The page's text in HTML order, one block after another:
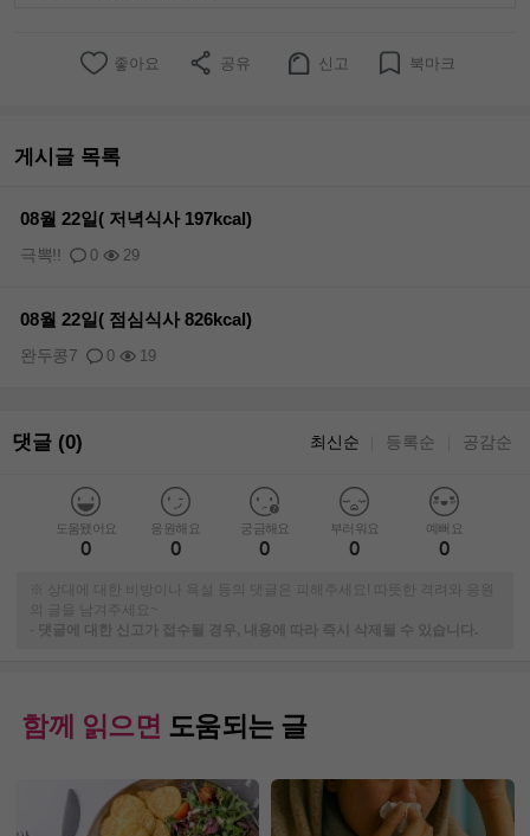
좋아요 공유 신고 북마크
게시글 목록
08월 22일( 저녁식사 197kcal)
0 29
극뽁!!
08월 22일( 점심식사 826kcal)
0 19
완두콩7
댓글 (0) 최신순 등록순 공감순
도움됐어요
0
응원해요
0
궁금해요
0
부러워요
0
예뻐요
0
※ 상대에 대한 비방이나 욕설 등의 댓글은 피해주세요! 따뜻한 격려와 응원
의 글을 남겨주세요~
-
댓글에 대한 신고가 접수될 경우, 내용에 따라 즉시 삭제될 수 있습니다.
함께 읽으면 도움되는 글